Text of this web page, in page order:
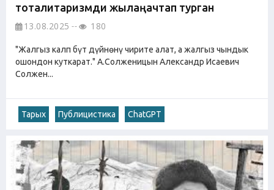
тоталитаризмди жылаңачтап турган
13.08.2025 180
"Жалгыз калп бүт дүйнөнү чирите алат, а жалгыз чындык
ошондон куткарат." А.Солженицын Александр Исаевич
Солжен...
Тарых Публицистика ChatGPT